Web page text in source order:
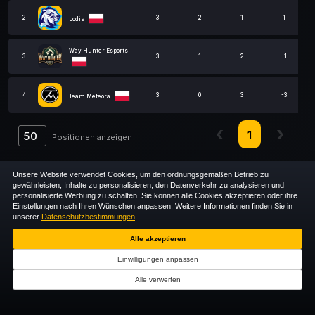
2 Lodis 3 2 1 1
3
Way Hunter Esports
3
1 2 -1
4 Team Meteora 3 0 3 -3
Positionen anzeigen 1
Unsere Website verwendet Cookies, um den ordnungsgemäßen Betrieb zu
gewährleisten, Inhalte zu personalisieren, den Datenverkehr zu analysieren und
personalisierte Werbung zu schalten. Sie können alle Cookies akzeptieren oder ihre
Einstellungen nach Ihren Wünschen anpassen. Weitere Informationen finden Sie in
unserer Datenschutzbestimmungen
Alle akzeptieren
Einwilligungen anpassen
Alle verwerfen